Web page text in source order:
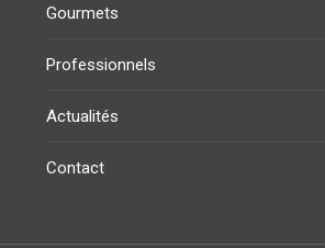
Gourmets
Professionnels
Actualités
Contact